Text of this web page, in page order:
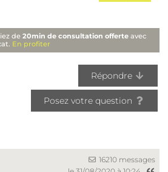
de20min de consultation offerte avec
En profiter
Répondre
Posez votre question
16210 messages